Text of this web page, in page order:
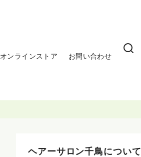
オンラインストア お問い合わせ
ヘアーサロン千鳥について